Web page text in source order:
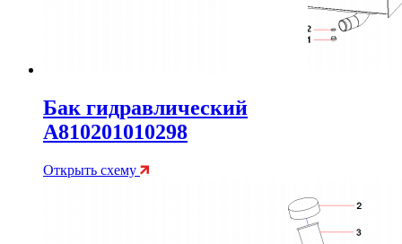
Бак гидравлический
A810201010298
Открыть схему